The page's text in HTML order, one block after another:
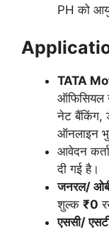
PH को आयु
TATA
ऑफिसियल
नेट बैंकिंग,
ऑनलाइन
आवेदन
दी गई है।
जनरल/
शुल्क ₹0
एससी/